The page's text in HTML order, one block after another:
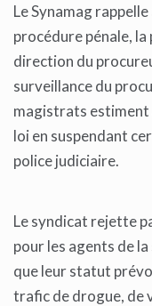
Le Synamag
procédure pénale,
direction du
surveillance du
magistrats estiment
loi en suspendant
police judiciaire.
Le syndicat rejette
pour les agents de
que leur statut
trafic de drogue, de